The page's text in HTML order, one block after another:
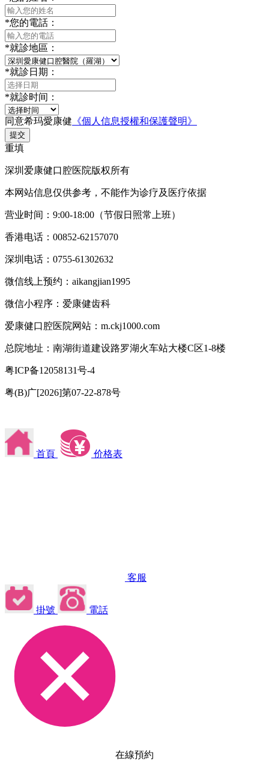
*您的電話：
*就診地區：
*就診日期：
*就診时间：
同意希玛愛康健 《個人信息授權和保護聲明》
提交
重填
深圳爱康健口腔医院版权所有
本网站信息仅供参考，不能作为诊疗及医疗依据
营业时间：9:00-18:00（节假日照常上班）
香港电话：00852-62157070
深圳电话：0755-61302632
微信线上预约：aikangjian1995
微信小程序：爱康健齿科
爱康健口腔医院网站：m.ckj1000.com
总院地址：南湖街道建设路罗湖火车站大楼C区1-8楼
粤ICP备12058131号-4
粤(B)广[2026]第07-22-878号
首頁 价格表
客服
掛號 電話
在線預約